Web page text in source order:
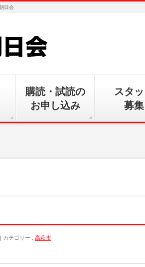
日会
購読・試読の
お申し込み
スタ
募集
カテゴリー : 高萩市